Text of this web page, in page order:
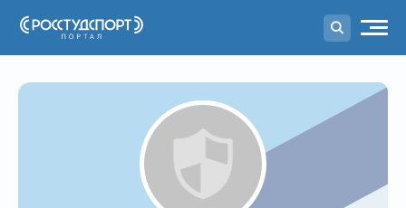
Порталстуденческого спорта
Команда Команда: РЭУ |